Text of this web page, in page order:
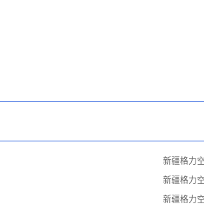
新疆格力
新疆格力
新疆格力